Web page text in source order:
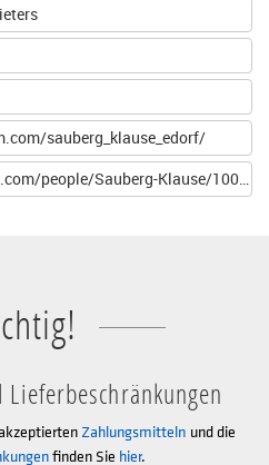
sauberg_klause_edorf/
Sauberg-Klause/100044708392111/
Zahlungsmitteln und die
finden Sie hier.